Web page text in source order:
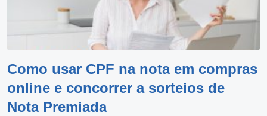
Como usar CPF na nota em compras
online e concorrer a sorteios de
Nota Premiada